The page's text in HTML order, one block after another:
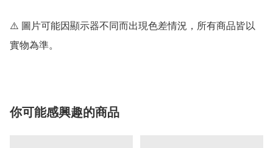
⚠️ 圖片可能因顯示器不同而出現色差情況，所有商品皆以
實物為準。
你可能感興趣的商品